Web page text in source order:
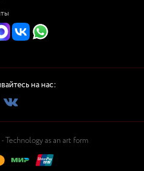
на нас:
Technology as an art form